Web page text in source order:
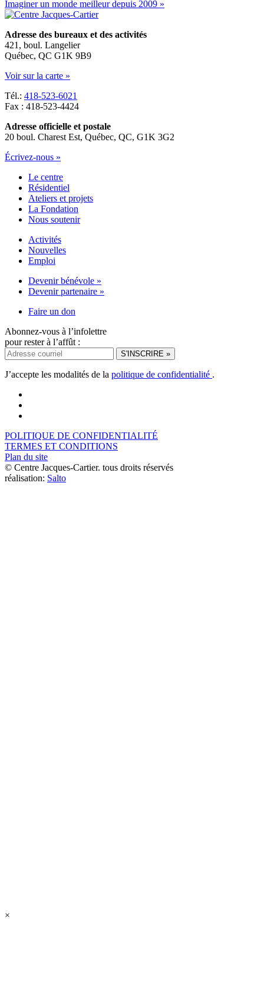
Imaginer un monde meilleur depuis 2009 »
Adresse des bureaux et des activités
421, boul. Langelier
Québec, QC G1K 9B9
Voir sur la carte »
Tél.: 418-523-6021
Fax : 418-523-4424
Adresse officielle et postale
20 boul. Charest Est, Québec, QC, G1K 3G2
Écrivez-nous »
Le centre
Résidentiel
Ateliers et projets
La Fondation
Nous soutenir
Activités
Nouvelles
Emploi
Devenir bénévole »
Devenir partenaire »
Faire un don
Abonnez-vous à l’infolettre
pour rester à l’affût :
J’accepte les modalités de la politique de confidentialité .
POLITIQUE DE CONFIDENTIALITÉ
TERMES ET CONDITIONS
Plan du site
© Centre Jacques-Cartier. tous droits réservés
réalisation: Salto
×